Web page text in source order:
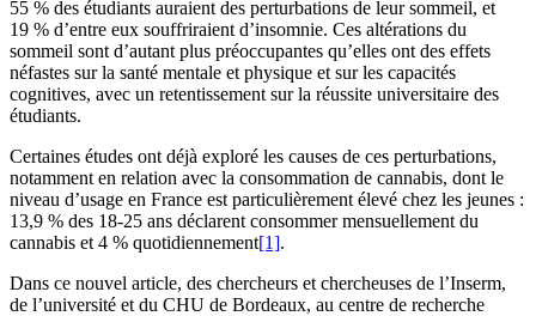
55 % des étudiants auraient des perturbations de leur sommeil, et
19 % d’entre eux souffriraient d’insomnie. Ces altérations du
sommeil sont d’autant plus préoccupantes qu’elles ont des effets
néfastes sur la santé mentale et physique et sur les capacités
cognitives, avec un retentissement sur la réussite universitaire des
étudiants.
Certaines études ont déjà exploré les causes de ces perturbations,
notamment en relation avec la consommation de cannabis, dont le
niveau d’usage en France est particulièrement élevé chez les jeunes :
13,9 % des 18-25 ans déclarent consommer mensuellement du
cannabis et 4 % quotidiennement[1].
Dans ce nouvel article, des chercheurs et chercheuses de l’Inserm,
de l’université et du CHU de Bordeaux, au centre de recherche